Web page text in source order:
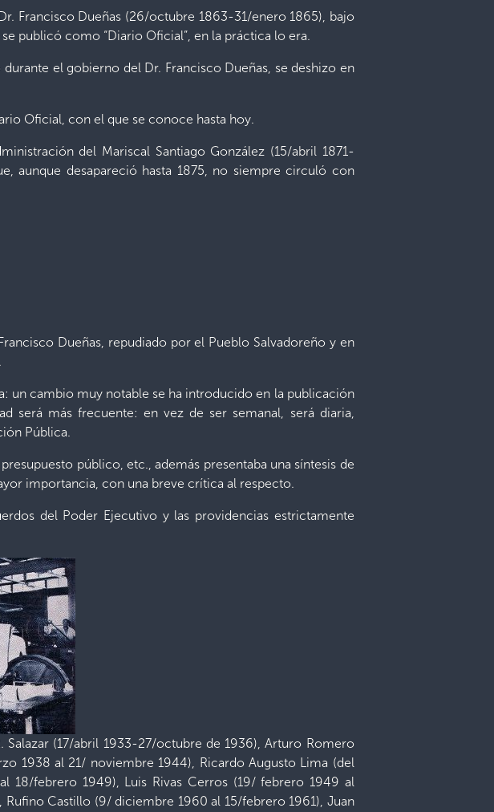
Francisco Dueñas (26/octubre 1863-31/enero 1865), bajo
publicó como “Diario Oficial”, en la práctica lo era.
el gobierno del Dr. Francisco Dueñas, se deshizo en
Oficial, con el que se conoce hasta hoy.
del Mariscal Santiago González (15/abril 1871-
aunque desapareció hasta 1875, no siempre circuló con
Dueñas, repudiado por el Pueblo Salvadoreño y en
un cambio muy notable se ha introducido en la publicación
será más frecuente: en vez de ser semanal, será diaria,
Pública.
público, etc., además presentaba una síntesis de
importancia, con una breve crítica al respecto.
del Poder Ejecutivo y las providencias estrictamente
(17/abril 1933-27/octubre de 1936), Arturo Romero
1938 al 21/ noviembre 1944), Ricardo Augusto Lima (del
18/febrero 1949), Luis Rivas Cerros (19/ febrero 1949 al
Castillo (9/ diciembre 1960 al 15/febrero 1961), Juan